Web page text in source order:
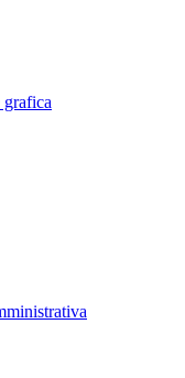
grafica